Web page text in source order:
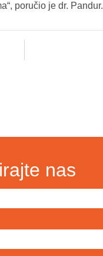
poručio je dr. Pandur.
nas